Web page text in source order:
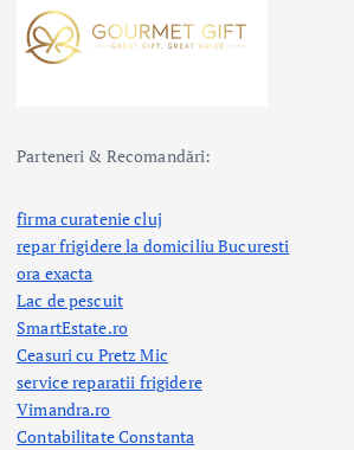
Parteneri & Recomandări:
firma curatenie cluj
repar frigidere la domiciliu Bucuresti
ora exacta
Lac de pescuit
SmartEstate.ro
Ceasuri cu Pretz Mic
service reparatii frigidere
Vimandra.ro
Contabilitate Constanta